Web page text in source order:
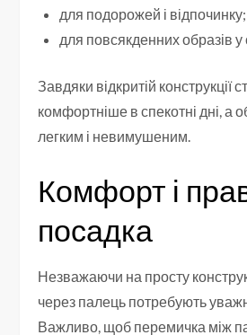
для подорожей і відпочинку;
для повсякденних образів у
Завдяки відкритій конструкції
комфортніше в спекотні дні, а
легким і невимушеним.
Комфорт і
посадка
Незважаючи на просту
через палець потребують
Важливо, щоб перемичка між